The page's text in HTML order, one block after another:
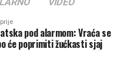
pod alarmom: Vraća se
će poprimiti žućkasti sjaj